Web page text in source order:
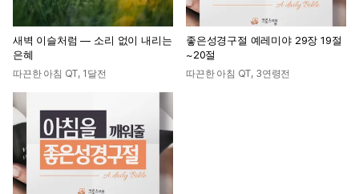
새벽 이슬처럼 — 소리 없이 내리는
은혜
따끈한 아침 QT, 1달전
좋은성경구절 예레미야 29장 19절
~20절
따끈한 아침 QT, 3연령전